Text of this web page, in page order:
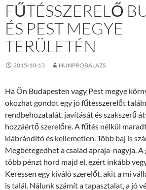
FŰTÉSSZERELŐ
ÉS PEST MEGYE
TERÜLETÉN
2015-10-13 HUNPROBALAZS
Ha Ön Budapesten vagy Pest megye
okozhat gondot egy jó fűtésszerelőt
rendbehozatalát, javítását és szakszerű
hozzáértő szerelőre. A fűtés nélkül
kiábrándító és kellemetlen. Több baj is
Megbetegedhet a család apraja-nagyja.
több pénzt hord majd el, ezért inkább
Keressen egy kiváló szerelőt, akit a mi
is talál. Nálunk számít a tapasztalat, a jó